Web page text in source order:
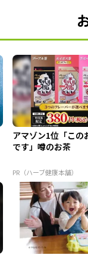
アマゾン1位「この
です」噂のお茶
PR（ハーブ健康本舗）